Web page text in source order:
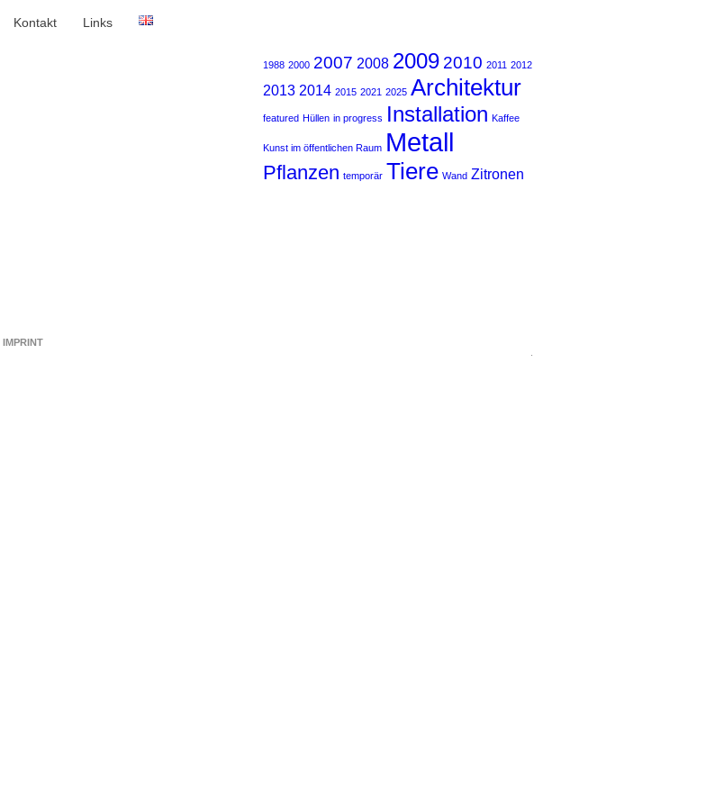
Kontakt Links
1988 2000 2007 2008 2009 2010 2011 2012
2013 2014 2015 2021 2025 Architektur
featured Hüllen in progress Installation Kaffee
Kunst im öffentlichen Raum Metall
Pflanzen temporär Tiere Wand Zitronen
IMPRINT